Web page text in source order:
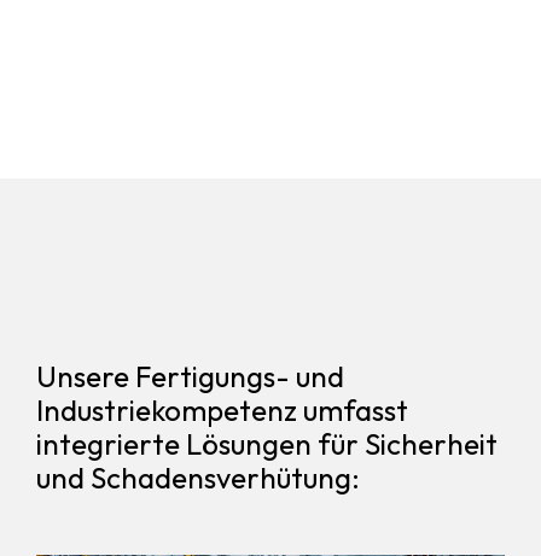
Unsere Fertigungs- und
Industriekompetenz umfasst
integrierte Lösungen für Sicherheit
und Schadensverhütung: